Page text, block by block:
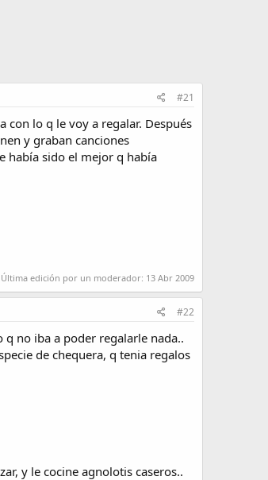
#21
con lo q le voy a regalar. Después
y graban canciones
había sido el mejor q había
Última edición por un moderador: 13 Abr 2009
#22
no iba a poder regalarle nada..
de chequera, q tenia regalos
y le cocine agnolotis caseros..